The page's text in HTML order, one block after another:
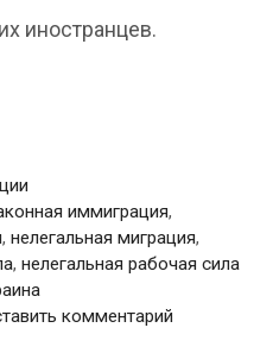
иностранцев.
иммиграция,
, нелегальная миграция,
, нелегальная рабочая сила
комментарий